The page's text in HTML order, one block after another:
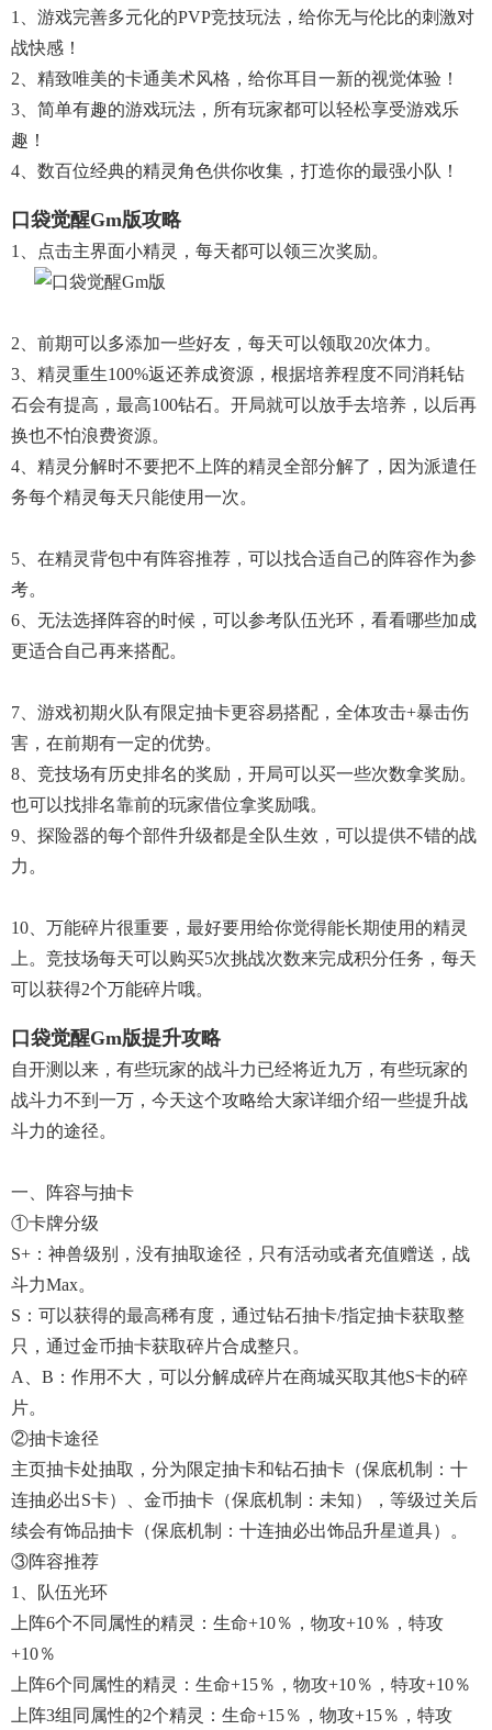
1、游戏完善多元化的PVP竞技玩法，给你无与伦比的刺激对
战快感！
2、精致唯美的卡通美术风格，给你耳目一新的视觉体验！
3、简单有趣的游戏玩法，所有玩家都可以轻松享受游戏乐
趣！
4、数百位经典的精灵角色供你收集，打造你的最强小队！
口袋觉醒gm版攻略
1、点击主界面小精灵，每天都可以领三次奖励。
2、前期可以多添加一些好友，每天可以领取20次体力。
3、精灵重生100%返还养成资源，根据培养程度不同消耗钻
石会有提高，最高100钻石。开局就可以放手去培养，以后再
换也不怕浪费资源。
4、精灵分解时不要把不上阵的精灵全部分解了，因为派遣任
务每个精灵每天只能使用一次。
5、在精灵背包中有阵容推荐，可以找合适自己的阵容作为参
考。
6、无法选择阵容的时候，可以参考队伍光环，看看哪些加成
更适合自己再来搭配。
7、游戏初期火队有限定抽卡更容易搭配，全体攻击+暴击伤
害，在前期有一定的优势。
8、竞技场有历史排名的奖励，开局可以买一些次数拿奖励。
也可以找排名靠前的玩家借位拿奖励哦。
9、探险器的每个部件升级都是全队生效，可以提供不错的战
力。
10、万能碎片很重要，最好要用给你觉得能长期使用的精灵
上。竞技场每天可以购买5次挑战次数来完成积分任务，每天
可以获得2个万能碎片哦。
口袋觉醒gm版提升攻略
自开测以来，有些玩家的战斗力已经将近九万，有些玩家的
战斗力不到一万，今天这个攻略给大家详细介绍一些提升战
斗力的途径。
一、阵容与抽卡
①卡牌分级
S+：神兽级别，没有抽取途径，只有活动或者充值赠送，战
斗力max。
S：可以获得的最高稀有度，通过钻石抽卡/指定抽卡获取整
只，通过金币抽卡获取碎片合成整只。
A、B：作用不大，可以分解成碎片在商城买取其他S卡的碎
片。
②抽卡途径
主页抽卡处抽取，分为限定抽卡和钻石抽卡（保底机制：十
连抽必出S卡）、金币抽卡（保底机制：未知），等级过关后
续会有饰品抽卡（保底机制：十连抽必出饰品升星道具）。
③阵容推荐
1、队伍光环
上阵6个不同属性的精灵：生命+10％，物攻+10％，特攻
+10％
上阵6个同属性的精灵：生命+15％，物攻+10％，特攻+10％
上阵3组同属性的2个精灵：生命+15％，物攻+15％，特攻